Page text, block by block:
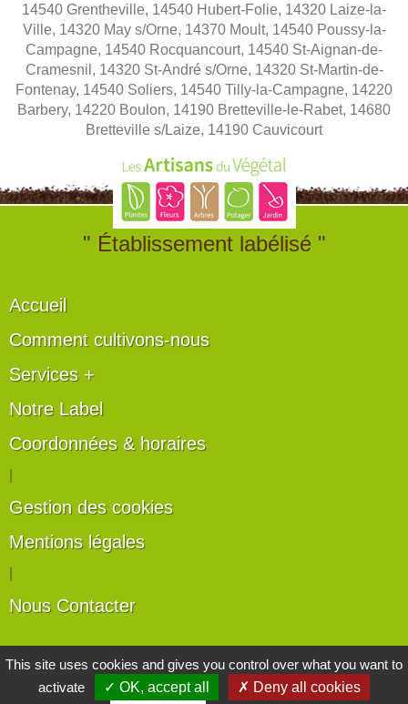
14540 Grentheville, 14540 Hubert-Folie, 14320 Laize-la-
Ville, 14320 May s/Orne, 14370 Moult, 14540 Poussy-la-
Campagne, 14540 Rocquancourt, 14540 St-Aignan-de-
Cramesnil, 14320 St-André s/Orne, 14320 St-Martin-de-
Fontenay, 14540 Soliers, 14540 Tilly-la-Campagne, 14220
Barbery, 14220 Boulon, 14190 Bretteville-le-Rabet, 14680
Bretteville s/Laize, 14190 Cauvicourt
" Établissement labélisé "
Accueil
Comment cultivons-nous
Services +
Notre Label
Coordonnées & horaires
Gestion des cookies
Mentions légales
Nous Contacter
Les artisans du végétal
Horticulteurs et pépinièristes de France
This site uses cookies and gives you control over what you want to
activate
✓ OK, accept all ✗ Deny all cookies